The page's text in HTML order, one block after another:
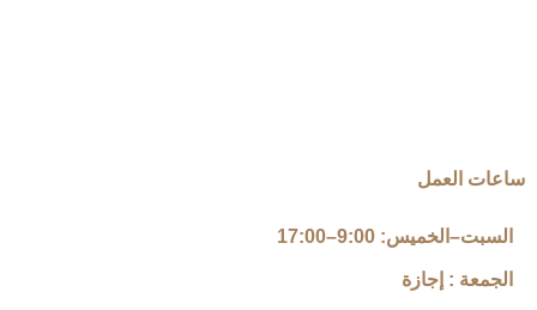
ساعات العمل
السبت–الخميس: 9:00–17:00
الجمعة : إجازة